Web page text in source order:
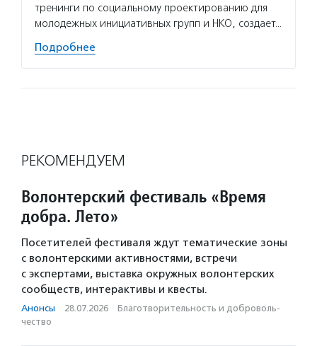
тренинги по социальному проектированию для
молодежных инициативных групп и НКО, создает…
Подробнее
РЕКОМЕНДУЕМ
Волонтерский фестиваль «Время
добра. Лето»
Посетителей фестиваля ждут тематические зоны
с волонтерскими активностями, встречи
с экспертами, выставка окружных волонтерских
сообществ, интерактивы и квесты.
Анонсы · 28.07.2026 · Благотвори­тель­ность и доброволь­
чест­во